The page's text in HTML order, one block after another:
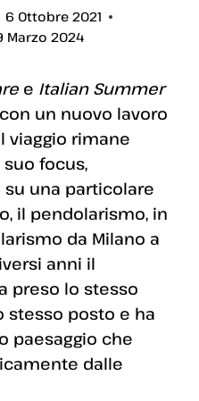
6 Ottobre 2021
Marzo 2024
e Italian Summer
un nuovo lavoro
viaggio rimane
focus,
una particolare
il pendolarismo, in
da Milano a
anni il
preso lo stesso
stesso posto e ha
paesaggio che
dalle